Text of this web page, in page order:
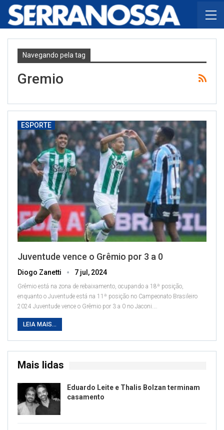
Navegando pela tag
Gremio
ESPORTE
Juventude vence o Grêmio por 3 a 0
Diogo Zanetti 7 jul, 2024
Grêmio está na zona de rebaixamento, ocupando a 18ª posição,
enquanto o Juventude está na 11ª posição no Campeonato Brasileiro
2024 Juventude vence o Grêmio por 3 a 0 no Jaconi.…
LEIA MAIS...
Mais lidas
Eduardo Leite e Thalis Bolzan terminam
casamento